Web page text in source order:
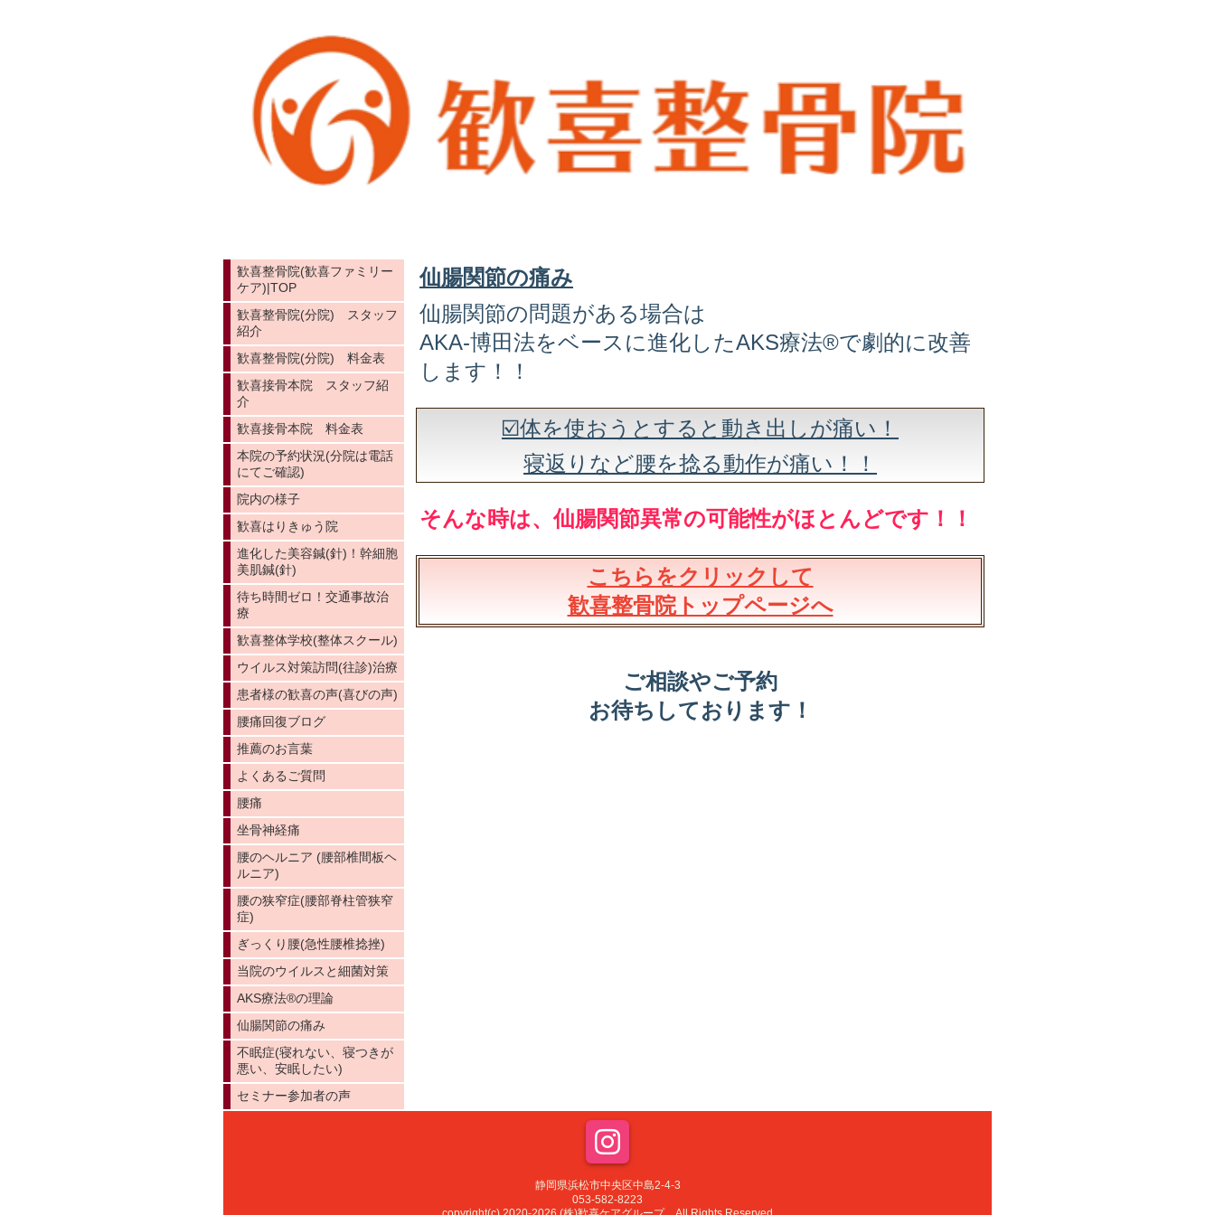
仙腸関節の痛み
仙腸関節の問題がある場合は
AKA-博田法をベースに進化したAKS療法®️で劇的に改善
します！！
☑️体を使おうとすると動き出しが痛い！
寝返りなど腰を捻る動作が痛い！！
そんな時は、仙腸関節異常の可能性がほとんどです！！
こちらをクリックして
歓喜整骨院トップページへ
ご相談やご予約
お待ちしております！
歓喜整骨院(歓喜ファミリー
ケア)|TOP
歓喜整骨院(分院) スタッフ
紹介
歓喜整骨院(分院) 料金表
歓喜接骨本院 スタッフ紹
介
歓喜接骨本院 料金表
本院の予約状況(分院は電話
にてご確認)
院内の様子
歓喜はりきゅう院
進化した美容鍼(針)！幹細胞
美肌鍼(針)
待ち時間ゼロ！交通事故治
療
歓喜整体学校(整体スクール)
ウイルス対策訪問(往診)治療
患者様の歓喜の声(喜びの声)
腰痛回復ブログ
推薦のお言葉
よくあるご質問
腰痛
坐骨神経痛
腰のヘルニア (腰部椎間板ヘ
ルニア)
腰の狭窄症(腰部脊柱管狭窄
症)
ぎっくり腰(急性腰椎捻挫)
当院のウイルスと細菌対策
AKS療法®️の理論
仙腸関節の痛み
不眠症(寝れない、寝つきが
悪い、安眠したい)
セミナー参加者の声
静岡県浜松市中央区中島2-4-3
053-582-8223